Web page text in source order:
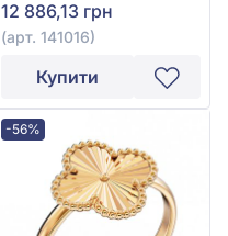
12 886,13 грн
(арт. 141016)
Купити
-56%